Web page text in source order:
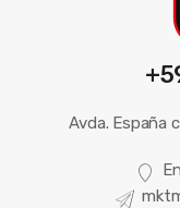
Avda. España